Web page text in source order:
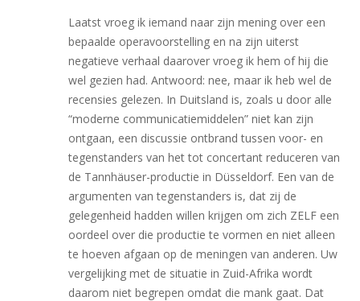
Laatst vroeg ik iemand naar zijn mening over een
bepaalde operavoorstelling en na zijn uiterst
negatieve verhaal daarover vroeg ik hem of hij die
wel gezien had. Antwoord: nee, maar ik heb wel de
recensies gelezen. In Duitsland is, zoals u door alle
“moderne communicatiemiddelen” niet kan zijn
ontgaan, een discussie ontbrand tussen voor- en
tegenstanders van het tot concertant reduceren van
de Tannhäuser-productie in Düsseldorf. Een van de
argumenten van tegenstanders is, dat zij de
gelegenheid hadden willen krijgen om zich ZELF een
oordeel over die productie te vormen en niet alleen
te hoeven afgaan op de meningen van anderen. Uw
vergelijking met de situatie in Zuid-Afrika wordt
daarom niet begrepen omdat die mank gaat. Dat